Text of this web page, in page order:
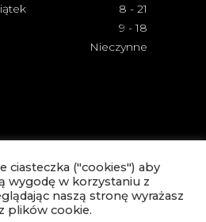
8 - 21
9 - 18
Nieczynne
ciasteczka ("cookies") aby
wygodę w korzystaniu z
naszą stronę wyrażasz
plików cookie.